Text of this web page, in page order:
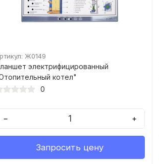
Ж0149
электрифицированный
котел"
0
− +
Запросить цену